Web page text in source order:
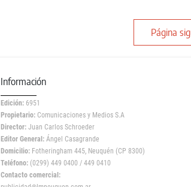
Página
Información
Edición: 6951
Propietario: Comunicaciones y Medios S.A
Director: Juan Carlos Schroeder
Editor General: Ángel Casagrande
Domicilio: Fotheringham 445, Neuquén (CP 8300)
Teléfono: (0299) 449 0400 / 449 0410
Contacto comercial: